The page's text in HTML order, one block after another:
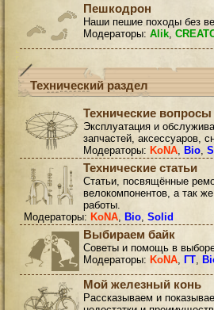
Пешкодрон
Наши пешие походы без
Модераторы: Alik,
Технический раздел
Технические вопросы
Эксплуатация и
запчастей, аксессуаров,
Модераторы: KoNA, Bio,
Технические статьи
Статьи, посвящённые
велокомпонентов, а так
работы.
Модераторы: KoNA, Bio, Solid
Выбираем байк
Советы и помощь в
Модераторы: KoNA, ГТ,
Мой железный конь
Рассказываем и